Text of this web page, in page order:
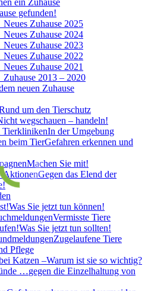
ein Zuhause
gefunden!
Zuhause 2025
Zuhause 2024
Zuhause 2023
Zuhause 2022
Zuhause 2021
2013 – 2020
neuen Zuhause
um den Tierschutz
wegschauen – handeln!
TierklinikenIn der Umgebung
beim TierGefahren erkennen und
Machen Sie mit!
AktionenGegen das Elend der
Was Sie jetzt tun können!
Vermisste Tiere
Was Sie jetzt tun sollten!
Zugelaufene Tiere
Pflege
Katzen –Warum ist sie so wichtig?
…gegen die Einzelhaltung von